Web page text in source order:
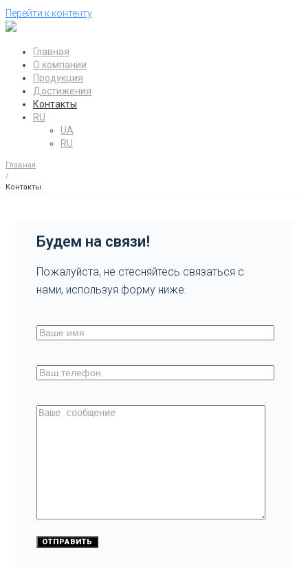
Перейти к контенту
Главная
О компании
Продукция
Достижения
Контакты
RU
UA
RU
Главная
/
Контакты
Будем на связи!
Пожалуйста, не стесняйтесь связаться с
нами, используя форму ниже.